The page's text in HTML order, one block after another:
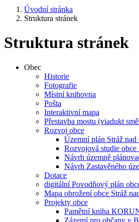
Úvodní stránka
Struktura stránek
Struktura stránek
Obec
Historie
Fotografie
Místní knihovna
Pošta
Interaktivní mapa
Přestavba mostu (viadukt
Rozvoj obce
Územní plán Stráž
Rozvojová studie obce
Návrh územně
Návrh Zastavěného
Dotace
digitální Povodňový plán
Mapa ohrožení obce Stráž
Projekty obce
Pamětní kniha
Zázemí pro občany v